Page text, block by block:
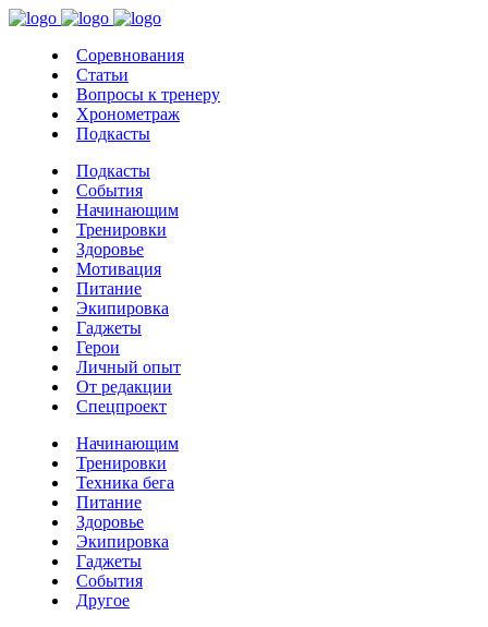
Соревнования
Статьи
Вопросы к тренеру
Хронометраж
Подкасты
Подкасты
События
Начинающим
Тренировки
Здоровье
Мотивация
Питание
Экипировка
Гаджеты
Герои
Личный опыт
От редакции
Спецпроект
Начинающим
Тренировки
Техника бега
Питание
Здоровье
Экипировка
Гаджеты
События
Другое